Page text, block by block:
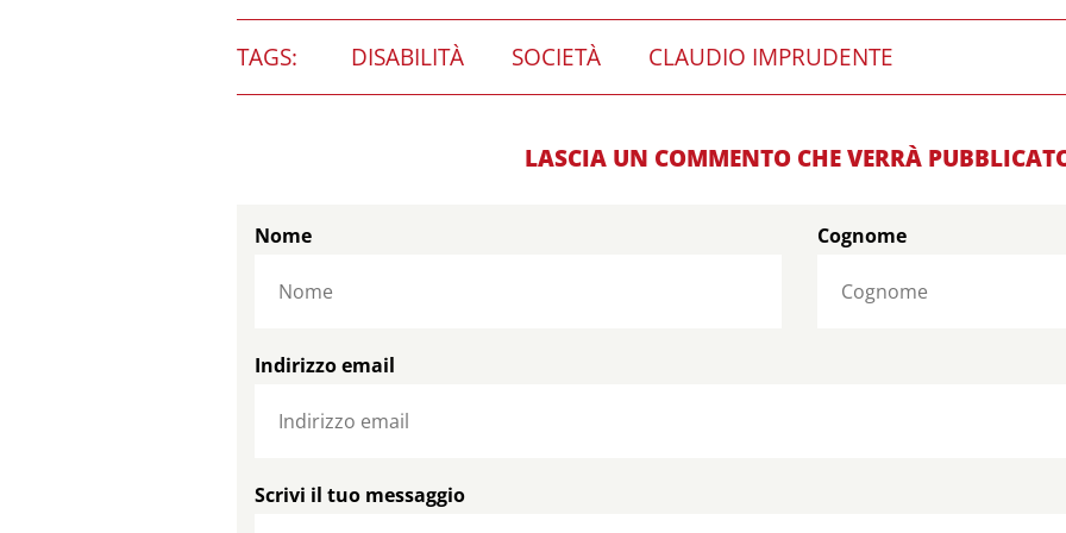
TAGS: DISABILITÀ SOCIETÀ CLAUDIO IMPRUDENTE
LASCIA UN COMMENTO CHE VERRÀ
Nome Cognome
Indirizzo email
Scrivi il tuo messaggio